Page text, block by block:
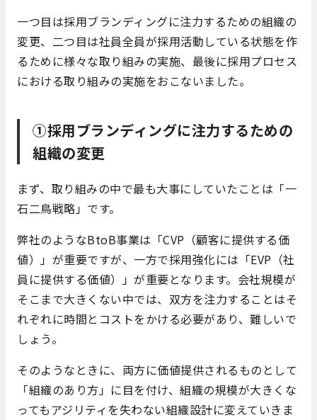
一つ目は採用ブランディングに注力するための組織の
変更、二つ目は社員全員が採用活動している状態を作
るために様々な取り組みの実施、最後に採用プロセス
における取り組みの実施をおこないました。
①採用ブランディングに注力するための
組織の変更
まず、取り組みの中で最も大事にしていたことは「一
石二鳥戦略」です。
弊社のようなBtoB事業は「CVP（顧客に提供する価
値）」が重要ですが、一方で採用強化には「EVP（社
員に提供する価値）」が重要となります。会社規模が
そこまで大きくない中では、双方を注力することはそ
れぞれに時間とコストをかける必要があり、難しいで
しょう。
そのようなときに、両方に価値提供されるものとして
「組織のあり方」に目を付け、組織の規模が大きくな
ってもアジリティを失わない組織設計に変えていきま